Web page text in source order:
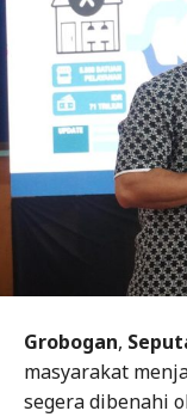
Grobogan,
masyarakat
segera dibenahi